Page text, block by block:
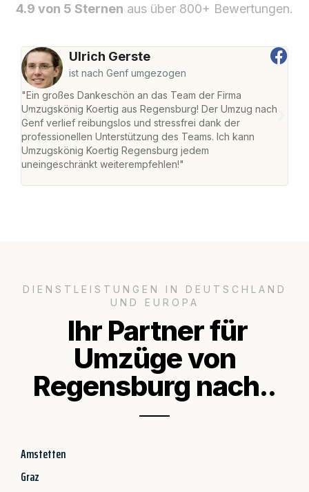
4.9 von 5 Sternen aus über 800+ Bewertungen.
Ulrich Gerste
ist nach Genf umgezogen
"Ein großes Dankeschön an das Team der Firma
Umzugskönig Koertig aus Regensburg! Der Umzug nach
Genf verlief reibungslos und stressfrei dank der
professionellen Unterstützung des Teams. Ich kann
Umzugskönig Koertig Regensburg jedem
uneingeschränkt weiterempfehlen!"
DIENSTLEISTUNGEN IN DEUTSCHLAND
UND EUROPA
Ihr Partner für
Umzüge von
Regensburg nach..
Amstetten
Graz